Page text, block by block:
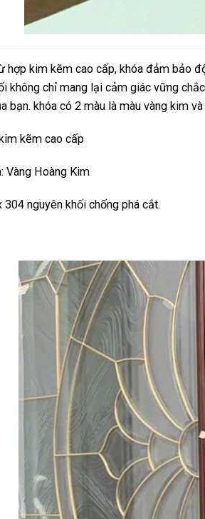
hợp kim kẽm cao cấp, khóa đảm bảo
không chỉ mang lại cảm giác vững
bạn. khóa có 2 màu là màu vàng kim
kẽm cao cấp
Vàng Hoàng Kim
304 nguyên khối chống phá cắt.